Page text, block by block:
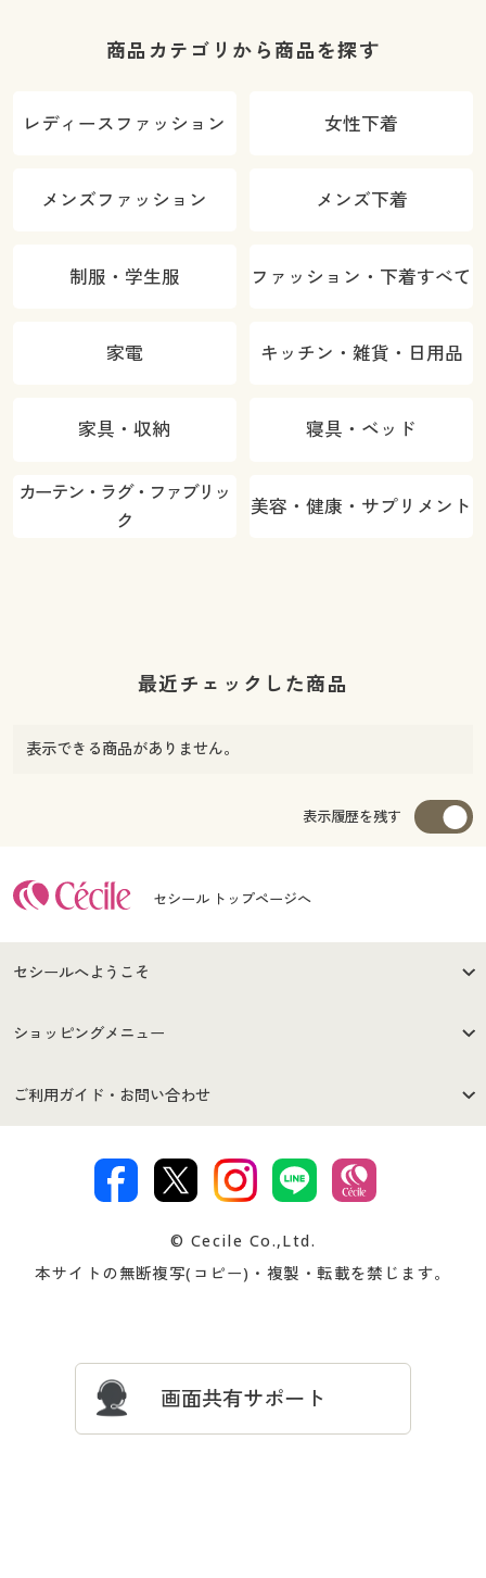
商品カテゴリから商品を探す
レディースファッション 女性下着
メンズファッション メンズ下着
制服・学生服 ファッション・下着すべて
家電 キッチン・雑貨・日用品
家具・収納 寝具・ベッド
カーテン・ラグ・ファブリッ
ク
美容・健康・サプリメント
最近チェックした商品
表示できる商品がありません。
表示履歴を残す
セシール トップページへ
セシールへようこそ
はじめての方へ
セシールご利用規約
著作権・商標について 会社案内
ショッピングメニュー
商品カテゴリ
プレゼント＆キャンペーン サイトマップ
ご利用ガイド・お問い合わせ
交換・返品は お支払は
ついて
忘れの場合
© Cecile Co.,Ltd.
本サイトの無断複写(コピー)・複製・転載を禁じます。
画面共有サポート